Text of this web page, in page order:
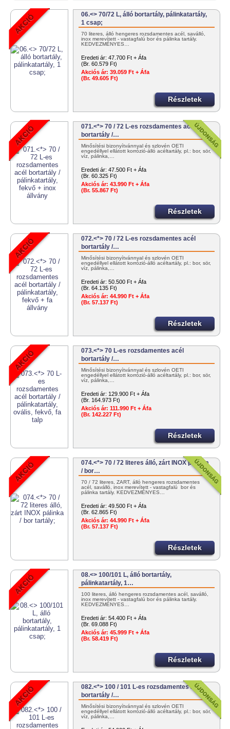
06.<> 70/72 L, álló bortartály, pálinkatartály,
1 csap;
70 literes, álló hengeres rozsdamentes acél, saválló,
inox merevített - vastagfalú bor és pálinka tartály.
KEDVEZMÉNYES…
Eredeti ár: 47.700 Ft + Áfa
(Br. 60.579 Ft)
Akciós ár: 39.059 Ft + Áfa
(Br. 49.605 Ft)
Részletek
071.<*> 70 / 72 L-es rozsdamentes acél
bortartály /…
Minősítési bizonyítvánnyal és szlovén OÉTI
engedéllyel ellátott korrózió-álló acéltartály, pl.: bor, sör,
víz, pálinka,…
Eredeti ár: 47.500 Ft + Áfa
(Br. 60.325 Ft)
Akciós ár: 43.990 Ft + Áfa
(Br. 55.867 Ft)
Részletek
072.<*> 70 / 72 L-es rozsdamentes acél
bortartály /…
Minősítési bizonyítvánnyal és szlovén OÉTI
engedéllyel ellátott korrózió-álló acéltartály, pl.: bor, sör,
víz, pálinka,…
Eredeti ár: 50.500 Ft + Áfa
(Br. 64.135 Ft)
Akciós ár: 44.990 Ft + Áfa
(Br. 57.137 Ft)
Részletek
073.<*> 70 L-es rozsdamentes acél
bortartály /…
Minősítési bizonyítvánnyal és szlovén OÉTI
engedéllyel ellátott korrózió-álló acéltartály, pl.: bor, sör,
víz, pálinka,…
Eredeti ár: 129.900 Ft + Áfa
(Br. 164.973 Ft)
Akciós ár: 111.990 Ft + Áfa
(Br. 142.227 Ft)
Részletek
074.<*> 70 / 72 literes álló, zárt INOX pálinka
/ bor…
70 / 72 literes, ZÁRT, álló hengeres rozsdamentes
acél, saválló, inox merevített - vastagfalú bor és
pálinka tartály. KEDVEZMÉNYES…
Eredeti ár: 49.500 Ft + Áfa
(Br. 62.865 Ft)
Akciós ár: 44.990 Ft + Áfa
(Br. 57.137 Ft)
Részletek
08.<> 100/101 L, álló bortartály,
pálinkatartály, 1…
100 literes, álló hengeres rozsdamentes acél, saválló,
inox merevített - vastagfalú bor és pálinka tartály.
KEDVEZMÉNYES…
Eredeti ár: 54.400 Ft + Áfa
(Br. 69.088 Ft)
Akciós ár: 45.999 Ft + Áfa
(Br. 58.419 Ft)
Részletek
082.<*> 100 / 101 L-es rozsdamentes acél
bortartály /…
Minősítési bizonyítvánnyal és szlovén OÉTI
engedéllyel ellátott korrózió-álló acéltartály, pl.: bor, sör,
víz, pálinka,…